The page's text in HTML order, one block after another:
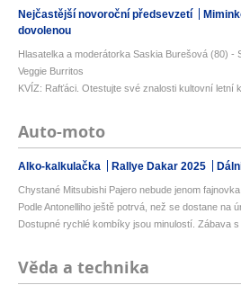
Nejčastější novoroční předsevzetí
dovolenou
Hlasatelka a moderátorka Saskia Burešová (80) -
Veggie Burritos
KVÍZ: Rafťáci. Otestujte své znalosti kultovní letní
Auto-moto
Alko-kalkulačka Rallye Dakar 2025
Chystané Mitsubishi Pajero nebude jenom
Podle Antonelliho ještě potrvá, než se dostane na
Dostupné rychlé kombíky jsou minulostí. Zábava s
Věda a technika